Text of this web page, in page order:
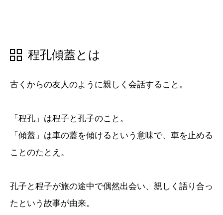
程孔傾蓋とは
古くからの友人のように親しく会話すること。
「程孔」は程子と孔子のこと。
「傾蓋」は車の蓋を傾けるという意味で、車を止める
ことのたとえ。
孔子と程子が旅の途中で偶然出会い、親しく語り合っ
たという故事が由来。